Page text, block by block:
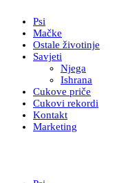
Psi
Mačke
Ostale životinje
Savjeti
Njega
Ishrana
Cukove priče
Cukovi rekordi
Kontakt
Marketing